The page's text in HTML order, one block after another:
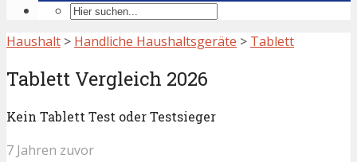
Haushalt > Handliche Haushaltsgeräte > Tablett
Tablett Vergleich 2026
Kein Tablett Test oder Testsieger
7 Jahren zuvor